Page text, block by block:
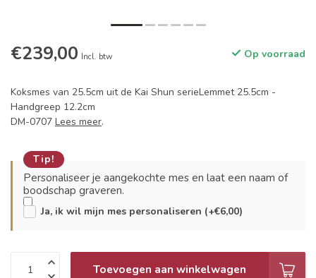
€239,00 Incl. btw Op voorraad
Koksmes van 25.5cm uit de Kai Shun serieLemmet 25.5cm -
Handgreep 12.2cm
DM-0707 Lees meer.
Tip!
Personaliseer je aangekochte mes en laat een naam of
boodschap graveren.
Ja, ik wil mijn mes personaliseren (+€6,00)
Toevoegen aan winkelwagen